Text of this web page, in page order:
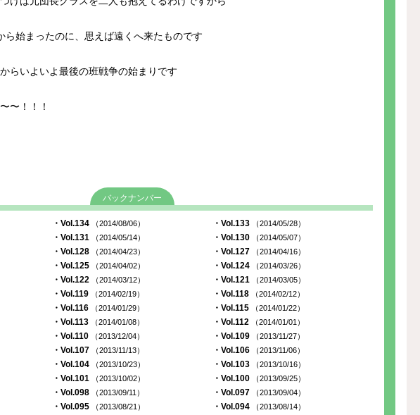
ら始まったのに、思えば遠くへ来たものです
らいよいよ最後の班戦争の始まりです
〜！！！
バックナンバー
・Vol.134 （2014/08/06） ・Vol.133 （2014/05/28）
・Vol.131 （2014/05/14） ・Vol.130 （2014/05/07）
・Vol.128 （2014/04/23） ・Vol.127 （2014/04/16）
・Vol.125 （2014/04/02） ・Vol.124 （2014/03/26）
・Vol.122 （2014/03/12） ・Vol.121 （2014/03/05）
・Vol.119 （2014/02/19） ・Vol.118 （2014/02/12）
・Vol.116 （2014/01/29） ・Vol.115 （2014/01/22）
・Vol.113 （2014/01/08） ・Vol.112 （2014/01/01）
・Vol.110 （2013/12/04） ・Vol.109 （2013/11/27）
・Vol.107 （2013/11/13） ・Vol.106 （2013/11/06）
・Vol.104 （2013/10/23） ・Vol.103 （2013/10/16）
・Vol.101 （2013/10/02） ・Vol.100 （2013/09/25）
・Vol.098 （2013/09/11） ・Vol.097 （2013/09/04）
・Vol.095 （2013/08/21） ・Vol.094 （2013/08/14）